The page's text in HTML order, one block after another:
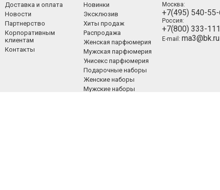
Доставка и оплата
Новости
Партнерство
Корпоративным
клиентам
Контакты
Новинки
Эксклюзив
Хиты продаж
Распродажа
Женская парфюмерия
Мужская парфюмерия
Унисекс парфюмерия
Подарочные наборы
Женские наборы
Мужские наборы
Москва:
+7(495) 540-
Россия:
+7(800) 333-
E-mail: ma3@bk.ru